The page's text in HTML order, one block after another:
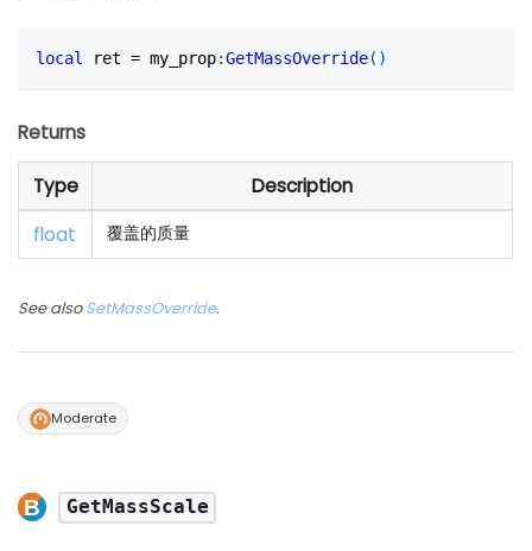
local ret = my_prop:GetMassOverride( )
Returns
Type
Description
float
覆盖的质量
See alsoSetMassOverride.
Moderate
GetMassScale